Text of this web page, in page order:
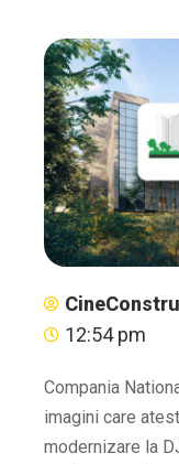
12:54 pm
Compania
imagini care
modernizare la